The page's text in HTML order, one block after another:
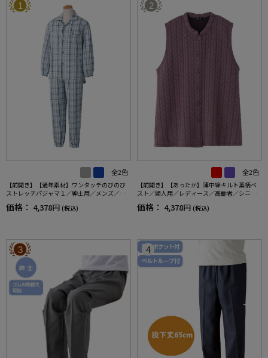
1
全2色
【前開き】【通年素材】ワンタッチのびのび
ストレッチパジャマ１／紳士用／メンズ／高
齢者／シニア／名前記入欄付／後ろ長め／ギ
フト／プレゼント【CF】
価格： 4,378円 (税込)
2
全2色
【前開き】【あったか】薄中綿キルト葉柄ベ
スト／婦人用／レディース／高齢者／シニア
／秋冬／洗濯OK／自宅で洗える／名前記入欄
付／両脇ポケット／お出かけ／ギフト【CF】
価格： 4,378円 (税込)
3 4